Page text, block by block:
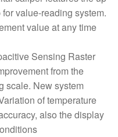
value-reading system.
value at any time
Sensing Raster
from the
scale. New system
of temperature
also the display